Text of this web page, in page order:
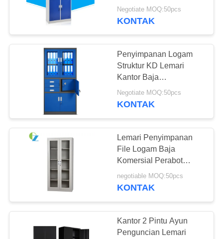
Kabinet Alas Ponsel
Lemari
Penyimpanan
Logam Tipis
60
900 * 400MM
Negotiate MOQ:50pcs
KONTAK
Penyimpanan Logam
Struktur KD Lemari
Kantor Baja
1850*900*400MM
Negotiate MOQ:50pcs
KONTAK
Lemari Penyimpanan
File Logam Baja
Komersial Perabot
Kantor 2 Pintu Kaca
Ayun
negotiable MOQ:50pcs
KONTAK
Kantor 2 Pintu Ayun
Penguncian Lemari